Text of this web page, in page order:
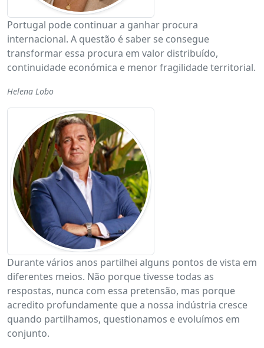
Portugal pode continuar a ganhar procura
internacional. A questão é saber se consegue
transformar essa procura em valor distribuído,
continuidade económica e menor fragilidade territorial.
Helena Lobo
Durante vários anos partilhei alguns pontos de vista em
diferentes meios. Não porque tivesse todas as
respostas, nunca com essa pretensão, mas porque
acredito profundamente que a nossa indústria cresce
quando partilhamos, questionamos e evoluímos em
conjunto.